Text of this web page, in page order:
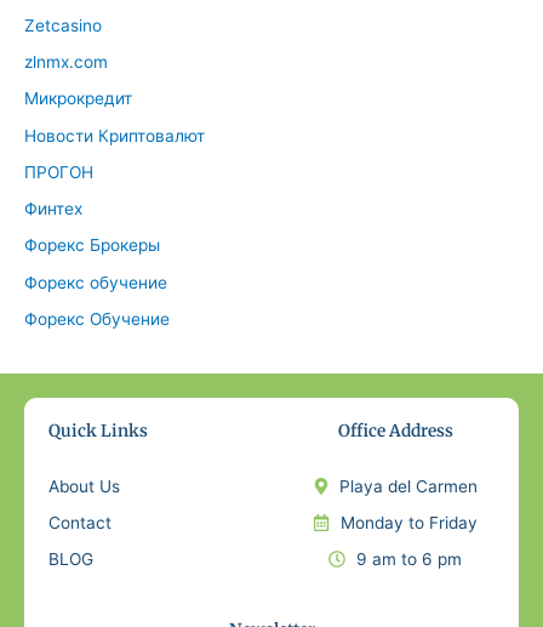
Zetcasino
zlnmx.com
Микрокредит
Новости Криптовалют
ПРОГОН
Финтех
Форекс Брокеры
Форекс обучение
Форекс Обучение
Quick Links
About Us
Contact
BLOG
Office Address
Playa del Carmen
Monday to Friday
9 am to 6 pm